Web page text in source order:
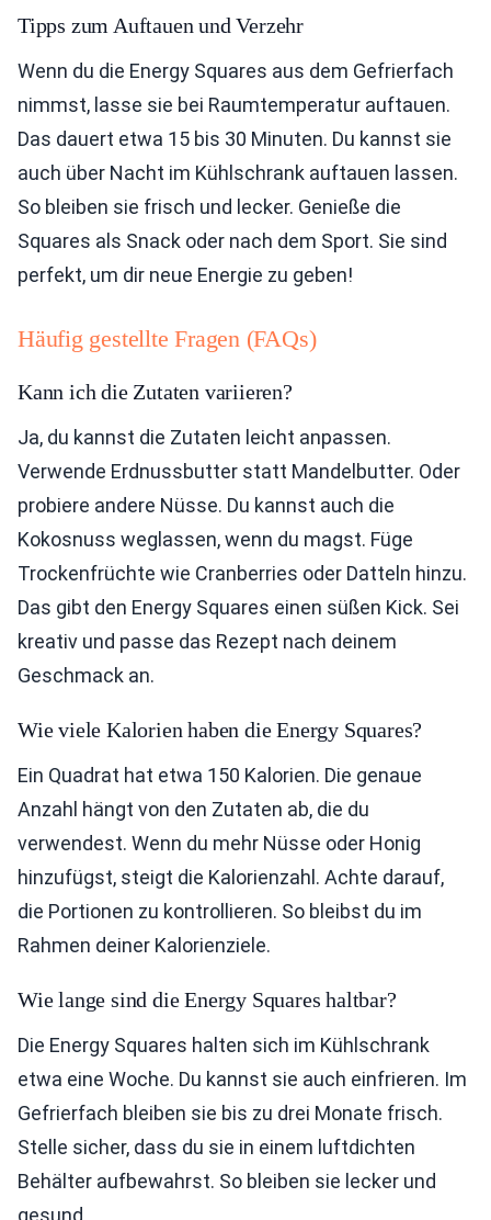
Tipps zum Auftauen und Verzehr
Wenn du die Energy Squares aus dem Gefrierfach
nimmst, lasse sie bei Raumtemperatur auftauen.
Das dauert etwa 15 bis 30 Minuten. Du kannst sie
auch über Nacht im Kühlschrank auftauen lassen.
So bleiben sie frisch und lecker. Genieße die
Squares als Snack oder nach dem Sport. Sie sind
perfekt, um dir neue Energie zu geben!
Häufig gestellte Fragen (FAQs)
Kann ich die Zutaten variieren?
Ja, du kannst die Zutaten leicht anpassen.
Verwende Erdnussbutter statt Mandelbutter. Oder
probiere andere Nüsse. Du kannst auch die
Kokosnuss weglassen, wenn du magst. Füge
Trockenfrüchte wie Cranberries oder Datteln hinzu.
Das gibt den Energy Squares einen süßen Kick. Sei
kreativ und passe das Rezept nach deinem
Geschmack an.
Wie viele Kalorien haben die Energy Squares?
Ein Quadrat hat etwa 150 Kalorien. Die genaue
Anzahl hängt von den Zutaten ab, die du
verwendest. Wenn du mehr Nüsse oder Honig
hinzufügst, steigt die Kalorienzahl. Achte darauf,
die Portionen zu kontrollieren. So bleibst du im
Rahmen deiner Kalorienziele.
Wie lange sind die Energy Squares haltbar?
Die Energy Squares halten sich im Kühlschrank
etwa eine Woche. Du kannst sie auch einfrieren. Im
Gefrierfach bleiben sie bis zu drei Monate frisch.
Stelle sicher, dass du sie in einem luftdichten
Behälter aufbewahrst. So bleiben sie lecker und
gesund.